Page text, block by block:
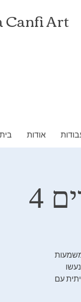
Canfi Art
בית אודות
4
משמעות
עם